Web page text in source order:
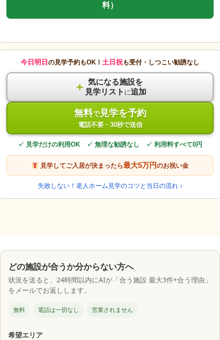
料）
今日明日 の見学予約もOK！ 土日祝も受付・しつこい勧誘なし
＋ 気になる施設を
見学リスト に追加
無料で見学を予約
電話不要・30秒で送信
✓ 見学だけの利用OK ✓ 無理な勧誘なし ✓ 利用料すべて0円
見学してご入居が決まったら最大5万円のお祝い金
失敗しない！老人ホーム見学のコツと当日の流れ ›
どの施設が合うか分からない方へ
状況を送ると、24時間以内にAIが「合う施設 最大3件+合う理由」
をメールでお返しします。
無料 電話は一切なし 営業されません
希望エリア